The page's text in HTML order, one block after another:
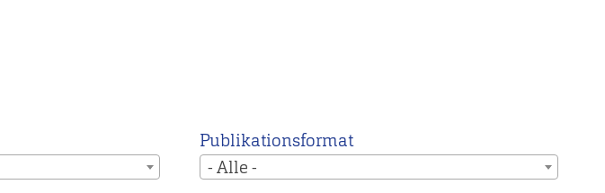
main
page
Publikationsformat
- Alle -